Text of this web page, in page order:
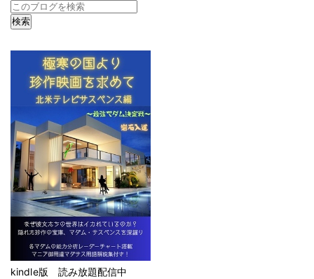
kindle版 読み放題配信中